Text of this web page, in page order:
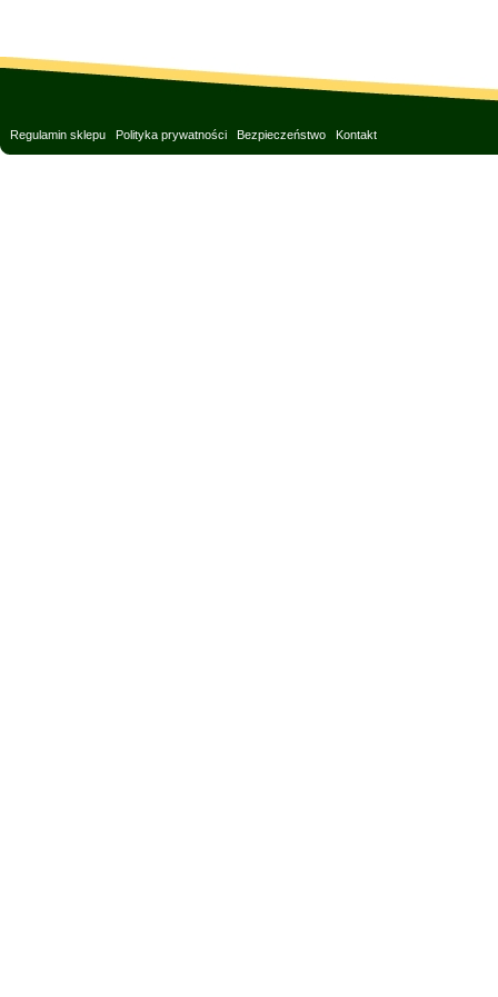
Regulamin sklepu Polityka prywatności Bezpieczeństwo Kontakt